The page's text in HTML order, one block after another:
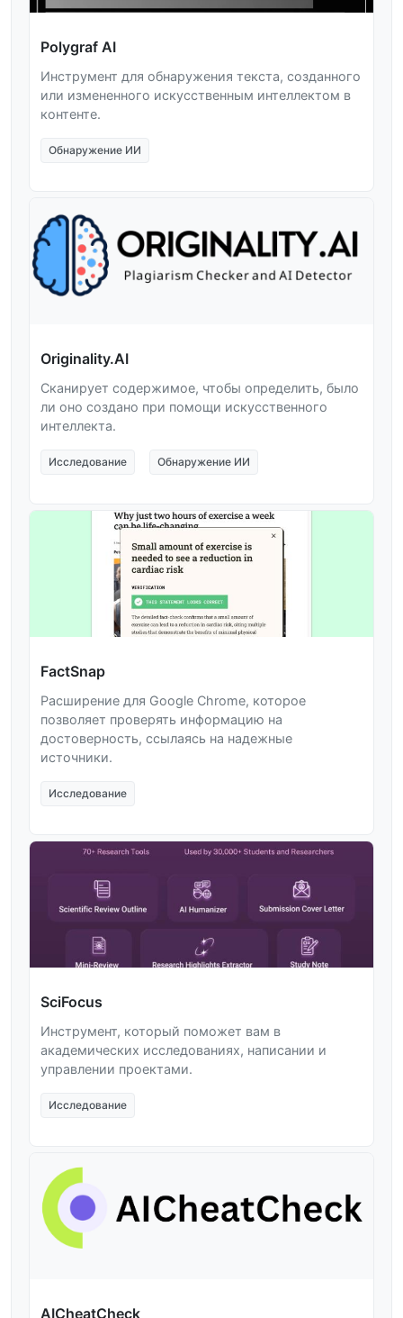
Polygraf AI
Инструмент для обнаружения текста, созданного
или измененного искусственным интеллектом в
контенте.
Обнаружение ИИ
Originality.AI
Сканирует содержимое, чтобы определить, было
ли оно создано при помощи искусственного
интеллекта.
Исследование Обнаружение ИИ
FactSnap
Расширение для Google Chrome, которое
позволяет проверять информацию на
достоверность, ссылаясь на надежные
источники.
Исследование
SciFocus
Инструмент, который поможет вам в
академических исследованиях, написании и
управлении проектами.
Исследование
AICheatCheck